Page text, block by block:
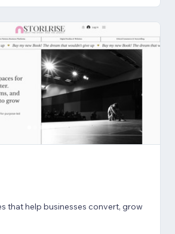
that help businesses convert, grow